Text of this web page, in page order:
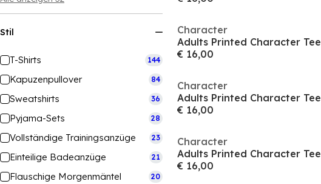
Stil
T-Shirts 144
Kapuzenpullover 84
Sweatshirts 36
Pyjama-Sets 28
Vollständige Trainingsanzüge 23
Einteilige Badeanzüge 21
Flauschige Morgenmäntel 20
Character
Adults Printed Character Tee
€ 16,00
Character
Adults Printed Character Tee
€ 16,00
Character
Adults Printed Character Tee
€ 16,00